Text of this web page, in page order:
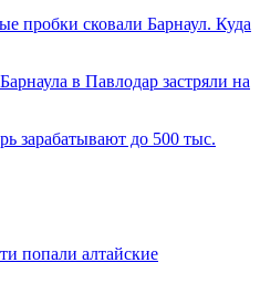
пробки сковали Барнаул. Куда
в Павлодар застряли на
зарабатывают до 500 тыс.
попали алтайские